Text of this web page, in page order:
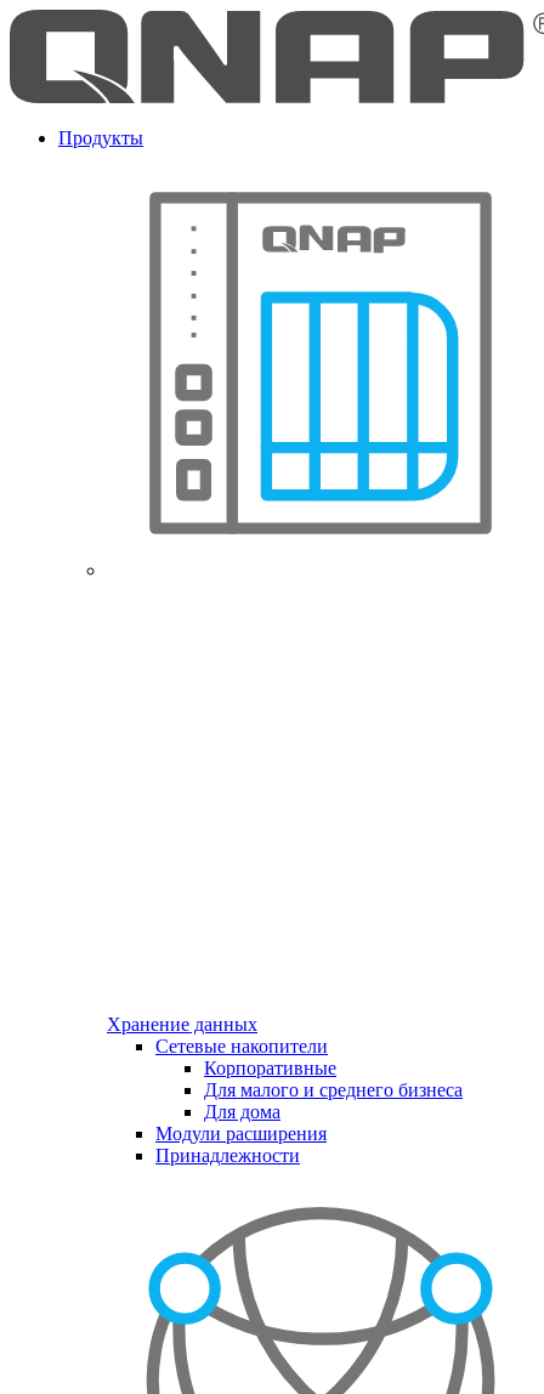
Продукты
Хранение данных
Сетевые накопители
Корпоративные
Для малого и среднего бизнеса
Для дома
Модули расширения
Принадлежности